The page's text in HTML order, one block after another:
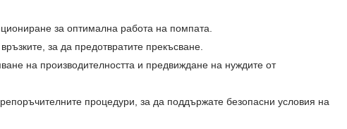
за оптимална работа на помпата.
за да предотвратите прекъсване.
на производителността и предвиждане на нуждите от
процедури, за да поддържате безопасни условия на